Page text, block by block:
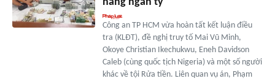
Công an TP HCM vừa hoàn tất kết luận điều
tra (KLĐT), đề nghị truy tố Mai Vũ Minh,
Okoye Christian Ikechukwu, Eneh Davidson
Caleb (cùng quốc tịch Nigeria) và một số người
khác về tội Rửa tiền. Liên quan vụ án, Phạm